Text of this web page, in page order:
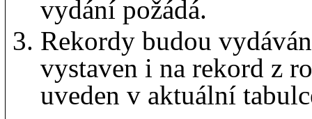
vydání požádá.
Rekordy budou
vystaven i na rekord z
uveden v aktuální